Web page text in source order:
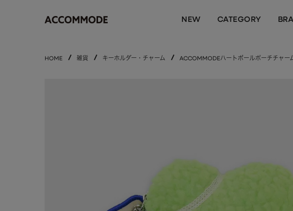
NEW CATEGORY
HOME 雑貨 キーホルダー・チャーム ACCOMMODEハートボールポーチチャー